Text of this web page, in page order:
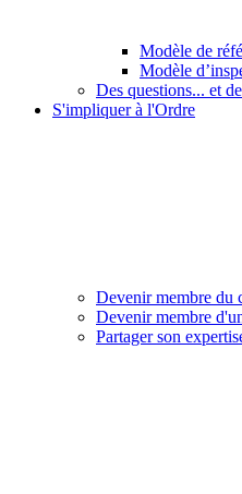
Modèle de
Modèle
Des questions... et
S'impliquer à l'Ordre
Devenir membre du
Devenir membre
Partager son